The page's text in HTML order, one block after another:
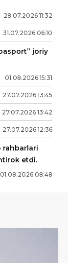
28.07.2026 11:32
31.07.2026 06:10
joriy
01.08.2026 15:31
27.07.2026 13:45
27.07.2026 13:42
27.07.2026 12:36
rahbarlari
etdi.
01.08.2026 08:48